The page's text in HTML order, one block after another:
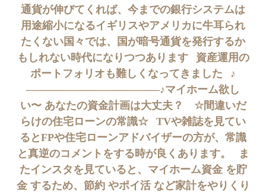
通貨が伸びてくれば、今までの銀行システムは
用途縮小になるイギリスやアメリカに牛耳られ
たくない国々では、国が暗号通貨を発行するか
もしれない時代になりつつあります⠀資産運用の
ポートフォリオも難しくなってきました⠀♪
————————————–♪ マイホーム欲し
い〜 あなたの資金計画は大丈夫？ ⠀☆間違いだ
らけの住宅ローンの常識☆⠀TVや雑誌を見てい
るとFPや住宅ローンアドバイザーの方が、常識
と真逆のコメントをする時が良くあります。⠀ま
たインスタを見ていると、マイホーム資金 を貯
金 するため、節約 やポイ活 など家計を やりくり